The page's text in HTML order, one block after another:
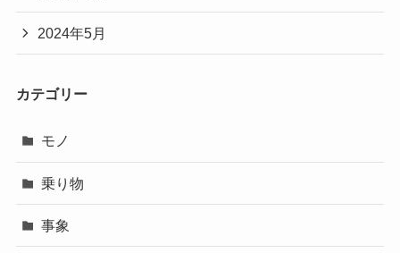
2024年5月
カテゴリー
モノ
乗り物
事象